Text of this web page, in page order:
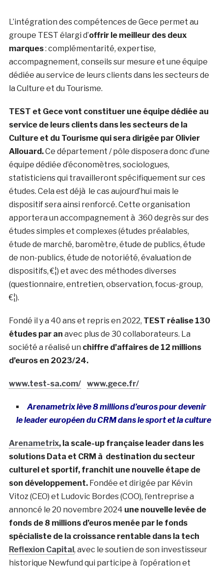
L’intégration des compétences de Gece permet au
groupe TEST élargi d’offrir le meilleur des deux
marques: complémentarité, expertise,
accompagnement, conseils sur mesure et une équipe
dédiée au service de leurs clients dans les secteurs de
la Culture et du Tourisme.
TEST et Gece vont constituer une équipe dédiée au
service de leurs clients dans les secteurs de la
Culture et du Tourisme qui sera dirigée par Olivier
Allouard.Ce département / pôle disposera donc d’une
équipe dédiée d’économètres, sociologues,
statisticiens qui travailleront spécifiquement sur ces
études. Cela est déjà le cas aujourd’hui mais le
dispositif sera ainsi renforcé. Cette organisation
apportera un accompagnement à 360 degrès sur des
études simples et complexes (études préalables,
étude de marché, baromètre, étude de publics, étude
de non-publics, étude de notoriété, évaluation de
dispositifs, €¦) et avec des méthodes diverses
(questionnaire, entretien, observation, focus-group,
€¦).
Fondé il y a 40 ans et repris en 2022, TEST réalise 130
études par an avec plus de 30 collaborateurs. La
société a réalisé un chiffre d’affaires de 12 millions
d’euros en 2023/24.
www.test-sa.com/ www.gece.fr/
Arenametrix lève 8 millions d’euros pour devenir
le leader européen du CRM dans le sport et la culture
Arenametrix, la scale-up française leader dans les
solutions Data et CRM à destination du secteur
culturel et sportif, franchit une nouvelle étape de
son développement.Fondée et dirigée par Kévin
Vitoz (CEO) et Ludovic Bordes (COO), l’entreprise a
annoncé le 20 novembre 2024 une nouvelle levée de
fonds de 8 millions d’euros menée par le fonds
spécialiste de la croissance rentable dans la tech
Reflexion Capital, avec le soutien de son investisseur
historique Newfund qui participe à l’opération et